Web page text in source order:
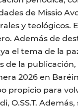
de Missio
y teológicos.
Además de
el tema de la
de la
2026 en
propicio para
O.SS.T.